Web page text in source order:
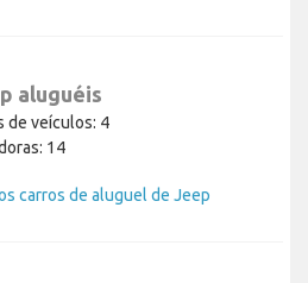
aluguéis
de veículos: 4
14
carros de aluguel de Jeep